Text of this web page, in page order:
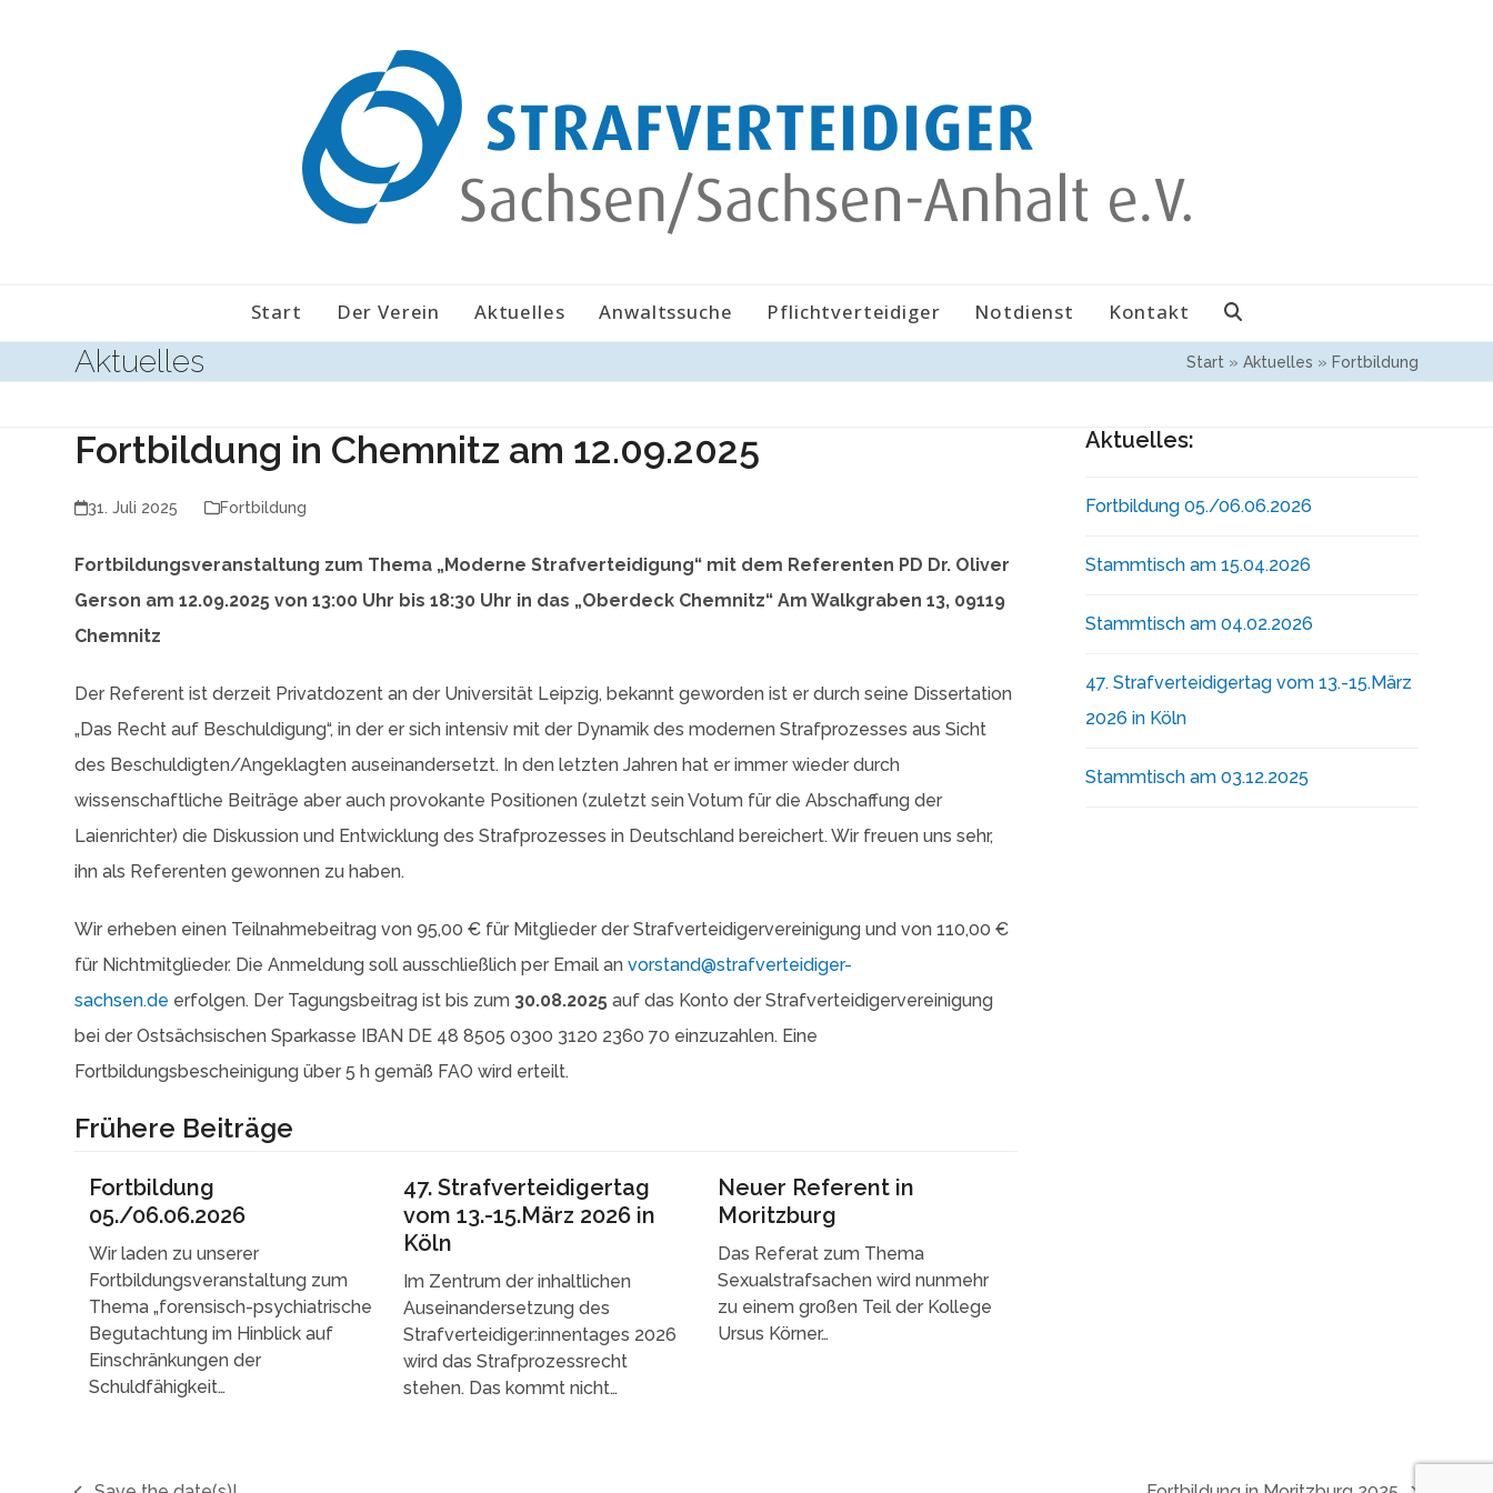
Start Der Verein Aktuelles Anwaltssuche Pflichtverteidiger Notdienst Kontakt
Aktuelles Start » Aktuelles » Fortbildung
Fortbildung in Chemnitz am 12.09.2025
31. Juli 2025 Fortbildung
Fortbildungsveranstaltung zum Thema „Moderne Strafverteidigung“ mit dem Referenten PD Dr. Oliver
Gerson am 12.09.2025 von 13:00 Uhr bis 18:30 Uhr in das „Oberdeck Chemnitz“ Am Walkgraben 13, 09119
Chemnitz
Der Referent ist derzeit Privatdozent an der Universität Leipzig, bekannt geworden ist er durch seine Dissertation
„Das Recht auf Beschuldigung“, in der er sich intensiv mit der Dynamik des modernen Strafprozesses aus Sicht
des Beschuldigten/Angeklagten auseinandersetzt. In den letzten Jahren hat er immer wieder durch
wissenschaftliche Beiträge aber auch provokante Positionen (zuletzt sein Votum für die Abschaffung der
Laienrichter) die Diskussion und Entwicklung des Strafprozesses in Deutschland bereichert. Wir freuen uns sehr,
ihn als Referenten gewonnen zu haben.
Wir erheben einen Teilnahmebeitrag von 95,00 € für Mitglieder der Strafverteidigervereinigung und von 110,00 €
für Nichtmitglieder. Die Anmeldung soll ausschließlich per Email anvorstand@strafverteidiger-
sachsen.de erfolgen. Der Tagungsbeitrag ist bis zum 30.08.2025auf das Konto der Strafverteidigervereinigung
bei der Ostsächsischen Sparkasse IBAN DE 48 8505 0300 3120 2360 70 einzuzahlen. Eine
Fortbildungsbescheinigung über 5 h gemäß FAO wird erteilt.
Frühere Beiträge
Fortbildung
05./06.06.2026
Wir laden zu unserer
Fortbildungsveranstaltung zum
Thema „forensisch-psychiatrische
Begutachtung im Hinblick auf
Einschränkungen der
Schuldfähigkeit…
47. Strafverteidigertag
vom 13.-15.März 2026 in
Köln
Im Zentrum der inhaltlichen
Auseinandersetzung des
Strafverteidiger:innentages 2026
wird das Strafprozessrecht
stehen. Das kommt nicht…
Neuer Referent in
Moritzburg
Das Referat zum Thema
Sexualstrafsachen wird nunmehr
zu einem großen Teil der Kollege
Ursus Körner…
Aktuelles:
Fortbildung 05./06.06.2026
Stammtisch am 15.04.2026
Stammtisch am 04.02.2026
47. Strafverteidigertag vom 13.-15.März
2026 in Köln
Stammtisch am 03.12.2025